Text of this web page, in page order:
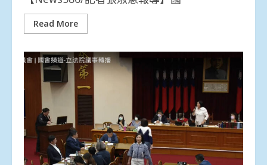
Read More